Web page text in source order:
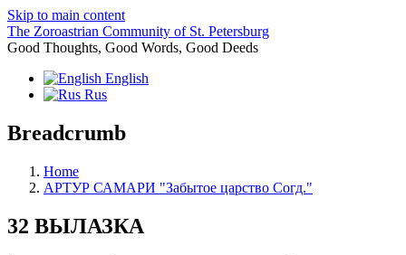
Skip to main content
The Zoroastrian Community of St. Petersburg
Good Thoughts, Good Words, Good Deeds
English
Rus
Breadcrumb
Home
АРТУР САМАРИ "Забытое царство Согд."
32 ВЫЛАЗКА